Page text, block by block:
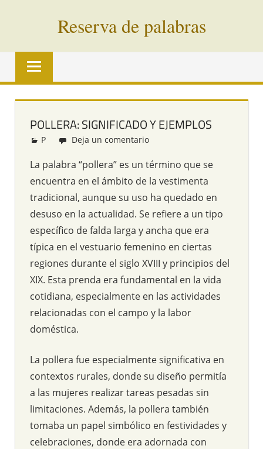
Reserva de palabras
Palabras
vías
todo
mundo
POLLERA: SIGNIFICADO Y EJEMPLOS
Redacción
P Deja un comentario
La palabra “pollera” es un término que se
encuentra en el ámbito de la vestimenta
tradicional, aunque su uso ha quedado en
desuso en la actualidad. Se refiere a un tipo
específico de falda larga y ancha que era
típica en el vestuario femenino en ciertas
regiones durante el siglo XVIII y principios del
XIX. Esta prenda era fundamental en la vida
cotidiana, especialmente en las actividades
relacionadas con el campo y la labor
doméstica.
La pollera fue especialmente significativa en
contextos rurales, donde su diseño permitía
a las mujeres realizar tareas pesadas sin
limitaciones. Además, la pollera también
tomaba un papel simbólico en festividades y
celebraciones, donde era adornada con